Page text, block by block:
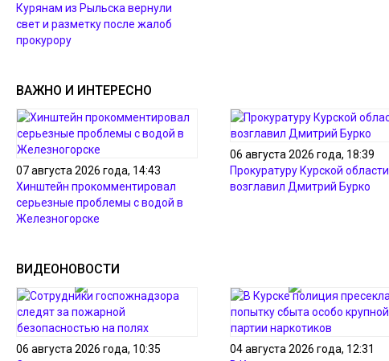
Курянам из Рыльска вернули
свет и разметку после жалоб
прокурору
ВАЖНО И ИНТЕРЕСНО
07 августа 2026 года, 14:43
Хинштейн прокомментировал
серьезные проблемы с водой в
Железногорске
06 августа 2026 года, 18:39
Прокуратуру Курской области
возглавил Дмитрий Бурко
ВИДЕОНОВОСТИ
06 августа 2026 года, 10:35
04 августа 2026 года, 12:31